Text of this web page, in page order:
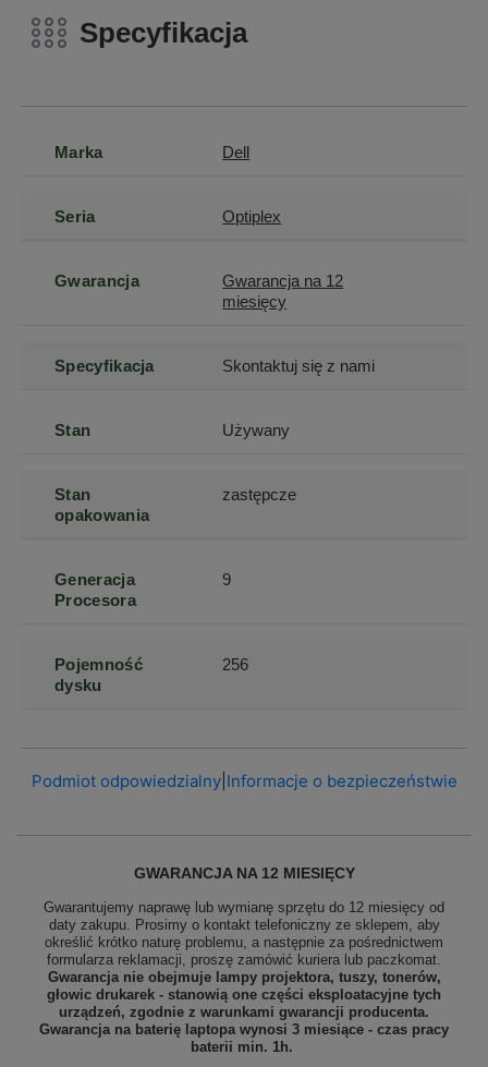
Specyfikacja
Marka Dell
Seria Optiplex
Gwarancja
Gwarancja na 12
miesięcy
Specyfikacja Skontaktuj się z nami
Stan Używany
Stan
opakowania
zastępcze
Generacja
Procesora
9
Pojemność
dysku
256
Podmiot odpowiedzialny| Informacje o bezpieczeństwie
GWARANCJA NA 12 MIESIĘCY
Gwarantujemy naprawę lub wymianę sprzętu do 12 miesięcy od
daty zakupu. Prosimy o kontakt telefoniczny ze sklepem, aby
określić krótko naturę problemu, a następnie za pośrednictwem
formularza reklamacji, proszę zamówić kuriera lub paczkomat.
Gwarancja nie obejmuje lampy projektora, tuszy, tonerów,
głowic drukarek - stanowią one części eksploatacyjne tych
urządzeń, zgodnie z warunkami gwarancji producenta.
Gwarancja na baterię laptopa wynosi 3 miesiące - czas pracy
baterii min. 1h.